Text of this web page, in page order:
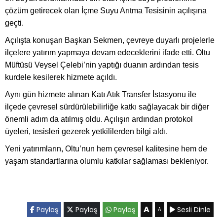
çözüm getirecek olan İçme Suyu Arıtma Tesisinin açılışına
geçti.
Açılışta konuşan Başkan Sekmen, çevreye duyarlı projelerle
ilçelere yatırım yapmaya devam edeceklerini ifade etti. Oltu
Müftüsü Veysel Çelebi’nin yaptığı duanın ardından tesis
kurdele kesilerek hizmete açıldı.
Aynı gün hizmete alınan Katı Atık Transfer İstasyonu ile
ilçede çevresel sürdürülebilirliğe katkı sağlayacak bir diğer
önemli adım da atılmış oldu. Açılışın ardından protokol
üyeleri, tesisleri gezerek yetkililerden bilgi aldı.
Yeni yatırımların, Oltu’nun hem çevresel kalitesine hem de
yaşam standartlarına olumlu katkılar sağlaması bekleniyor.
Paylaş Paylaş Paylaş A A Sesli Dinle